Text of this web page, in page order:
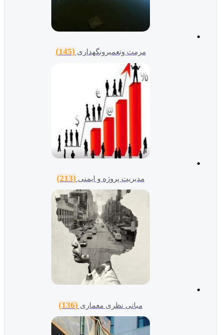
مرمت وتعمیرونگهداری(145)
مدیریت پروژه و ایمنی(213)
مبانی نظری معماری(136)